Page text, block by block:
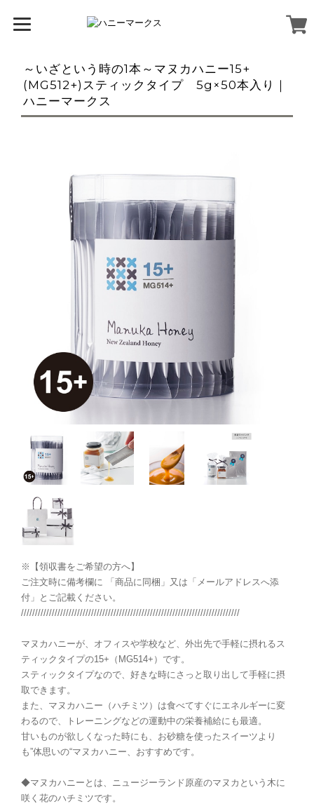
～いざという時の1本～マヌカハニー15+
(MG512+)スティックタイプ 5g×50本入り｜
ハニーマークス
※【領収書をご希望の方へ】
ご注文時に備考欄に 「商品に同梱」又は「メールアドレスへ添
付」とご記載ください。
//////////////////////////////////////////////////////////////////////////////
マヌカハニーが、オフィスや学校など、外出先で手軽に摂れるス
ティックタイプの15+（MG514+）です。
スティックタイプなので、好きな時にさっと取り出して手軽に摂
取できます。
また、マヌカハニー（ハチミツ）は食べてすぐにエネルギーに変
わるので、トレーニングなどの運動中の栄養補給にも最適。
甘いものが欲しくなった時にも、お砂糖を使ったスイーツより
も”体思いの“マヌカハニー、おすすめです。
◆マヌカハニーとは、ニュージーランド原産のマヌカという木に
咲く花のハチミツです。